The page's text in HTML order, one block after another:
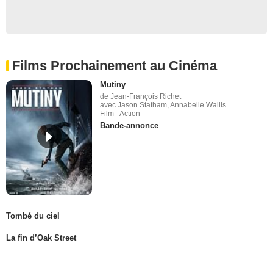
Films Prochainement au Cinéma
Mutiny
de Jean-François Richet
avec Jason Statham, Annabelle Wallis
Film - Action
Bande-annonce
Tombé du ciel
La fin d’Oak Street